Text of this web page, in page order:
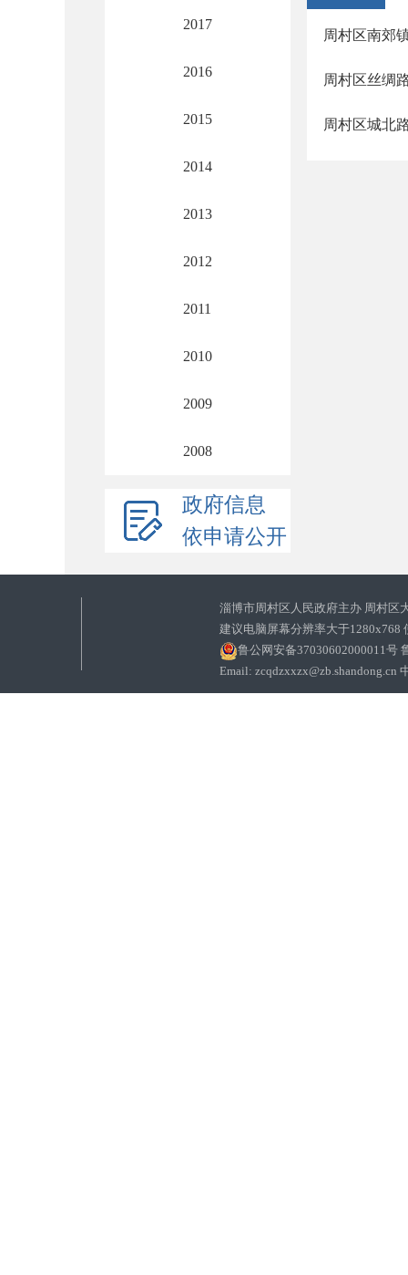
2017
2016
2015
2014
2013
2012
2011
2010
2009
2008
政府信息
依申请公开
周村区南郊
周村区丝绸
周村区城北
淄博市周村区人民政府主办 周村区
建议电脑屏幕分辨率大于1280x768
鲁公网安备37030602000011号
Email: zcqdzxxzx@zb.shandong.cn